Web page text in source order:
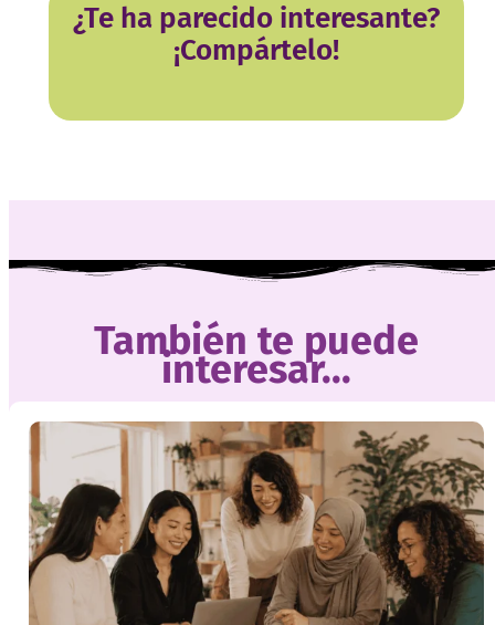
¿Te ha parecido interesante?
¡Compártelo!
También te puede
interesar...